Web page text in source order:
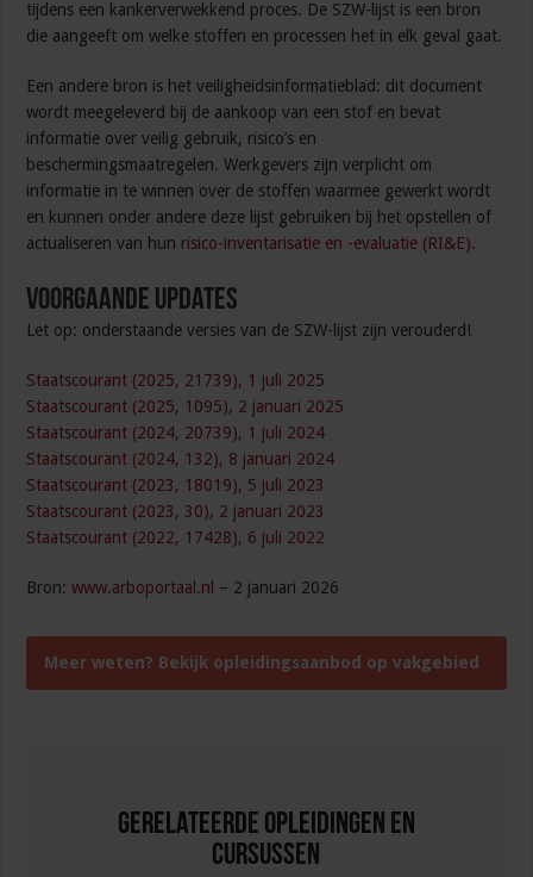
tijdens een kankerverwekkend proces. De SZW-lijst is een bron
die aangeeft om welke stoffen en processen het in elk geval gaat.
Een andere bron is het veiligheidsinformatieblad: dit document
wordt meegeleverd bij de aankoop van een stof en bevat
informatie over veilig gebruik, risico’s en
beschermingsmaatregelen. Werkgevers zijn verplicht om
informatie in te winnen over de stoffen waarmee gewerkt wordt
en kunnen onder andere deze lijst gebruiken bij het opstellen of
actualiseren van hun risico-inventarisatie en -evaluatie (RI&E).
Voorgaande updates
Let op: onderstaande versies van de SZW-lijst zijn verouderd!
Staatscourant (2025, 21739), 1 juli 2025
Staatscourant (2025, 1095), 2 januari 2025
Staatscourant (2024, 20739), 1 juli 2024
Staatscourant (2024, 132), 8 januari 2024
Staatscourant (2023, 18019), 5 juli 2023
Staatscourant (2023, 30), 2 januari 2023
Staatscourant (2022, 17428), 6 juli 2022
Bron:www.arboportaal.nl – 2 januari 2026
Meer weten? Bekijk opleidingsaanbod op vakgebied
Gerelateerde Opleidingen en
Cursussen